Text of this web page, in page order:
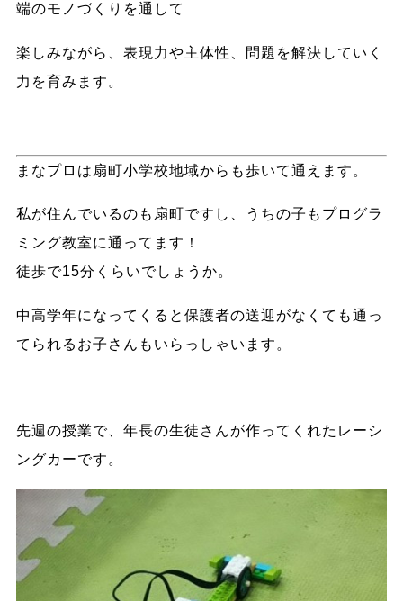
端のモノづくりを通して
楽しみながら、表現力や主体性、問題を解決していく
力を育みます。
まなプロは扇町小学校地域からも歩いて通えます。
私が住んでいるのも扇町ですし、うちの子もプログラ
ミング教室に通ってます！
徒歩で15分くらいでしょうか。
中高学年になってくると保護者の送迎がなくても通っ
てられるお子さんもいらっしゃいます。
先週の授業で、年長の生徒さんが作ってくれたレーシ
ングカーです。